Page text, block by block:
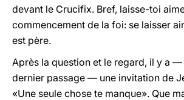
devant le Crucifix. Bref, laisse-toi
commencement de la foi: se laisser
est père.
Après la question et le regard, il y a
dernier passage — une invitation de
«Une seule chose te manque». Que